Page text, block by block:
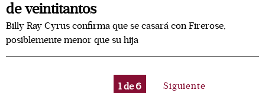
de veintitantos
Billy Ray Cyrus confirma que se casará con Firerose,
posiblemente menor que su hija
1de6 Siguiente